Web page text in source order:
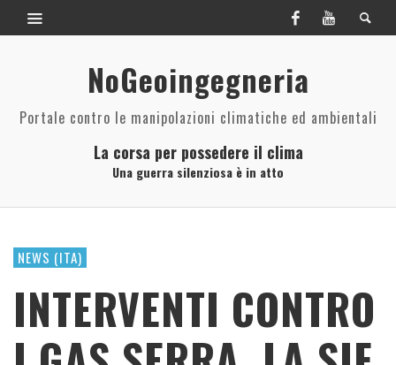
NoGeoingegneria
Portale contro le manipolazioni climatiche ed ambientali
La corsa per possedere il clima
Una guerra silenziosa è in atto
NEWS (ITA)
INTERVENTI CONTRO